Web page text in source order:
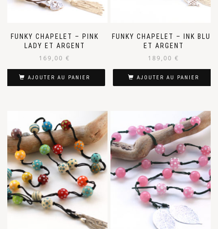
FUNKY CHAPELET – PINK
LADY ET ARGENT
169,00 €
AJOUTER AU PANIER
FUNKY CHAPELET – INK BLUE
ET ARGENT
189,00 €
AJOUTER AU PANIER